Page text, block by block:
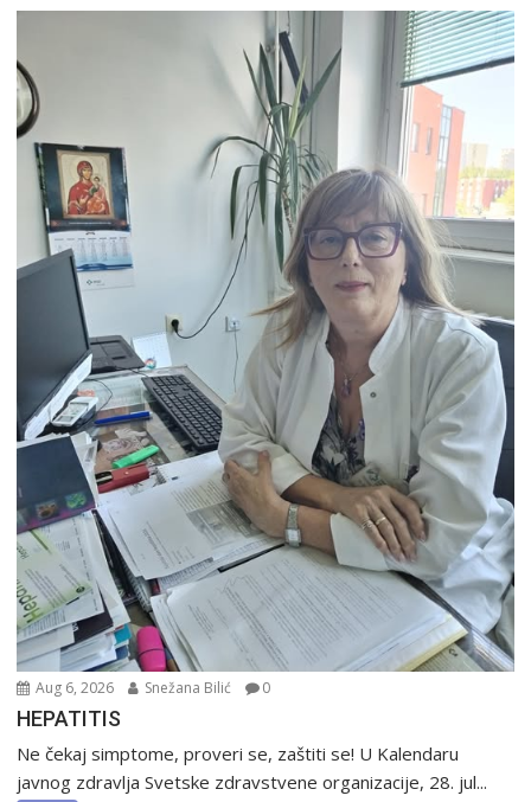
Aug 6, 2026 Snežana Bilić 0
HEPATITIS
Ne čekaj simptome, proveri se, zaštiti se! U Kalendaru
javnog zdravlja Svetske zdravstvene organizacije, 28. jul...